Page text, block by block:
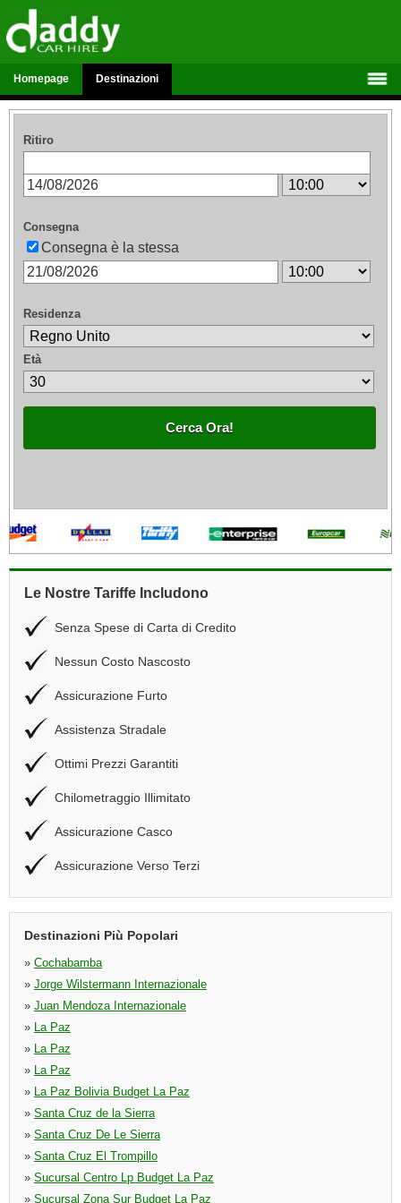
Homepage Destinazioni
Ritiro
Consegna
Consegna è la stessa
Residenza
Età
Cerca Ora!
Le Nostre Tariffe Includono
Senza Spese di Carta di Credito
Nessun Costo Nascosto
Assicurazione Furto
Assistenza Stradale
Ottimi Prezzi Garantiti
Chilometraggio Illimitato
Assicurazione Casco
Assicurazione Verso Terzi
Destinazioni Più Popolari
» Cochabamba
» Jorge Wilstermann Internazionale
» Juan Mendoza Internazionale
» La Paz
» La Paz
» La Paz
» La Paz Bolivia Budget La Paz
» Santa Cruz de la Sierra
» Santa Cruz De Le Sierra
» Santa Cruz El Trompillo
» Sucursal Centro Lp Budget La Paz
» Sucursal Zona Sur Budget La Paz